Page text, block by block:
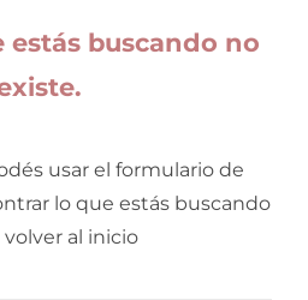
estás buscando no
usar el formulario de
lo que estás buscando
al inicio